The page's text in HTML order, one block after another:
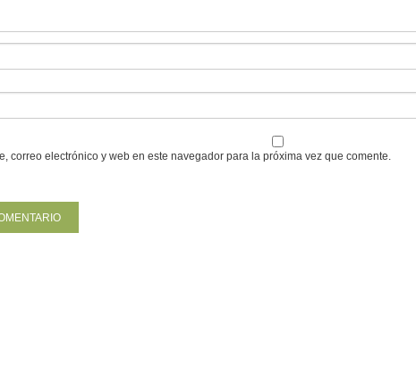
correo electrónico y web en este navegador para la próxima vez que comente.